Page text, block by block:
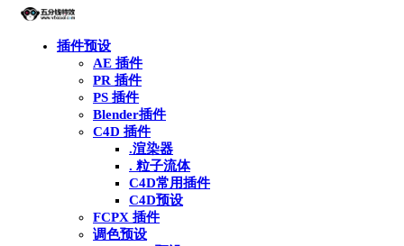
插件预设
AE 插件
PR 插件
PS 插件
Blender插件
C4D 插件
.渲染器
. 粒子流体
C4D常用插件
C4D预设
FCPX 插件
调色预设